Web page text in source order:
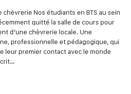
chèvrerie Nos étudiants en BTS au sein
quitté la salle de cours pour
d’une chèvrerie locale. Une
professionnelle et pédagogique, qui
leur premier contact avec le monde